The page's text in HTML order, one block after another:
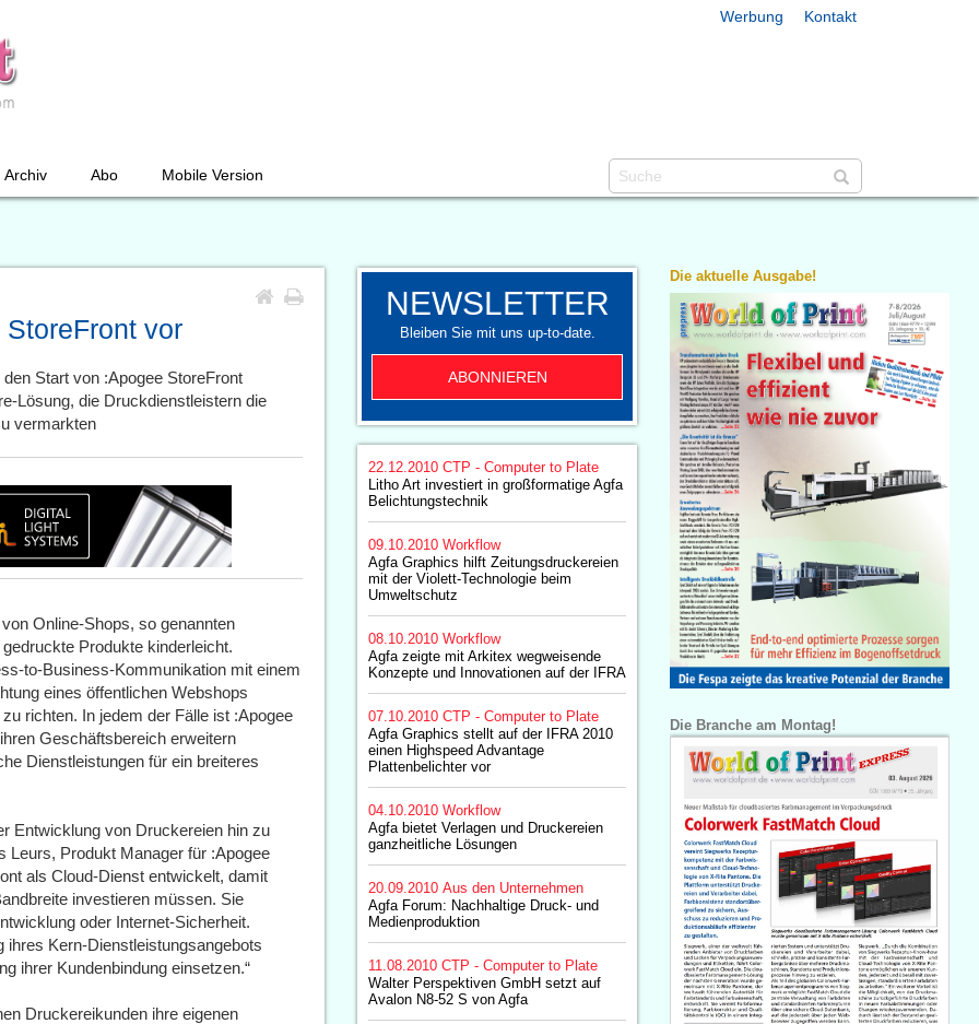
Werbung Kontakt
Archiv Abo Mobile Version
vor
Start von :Apogee StoreFront
Lösung, die Druckdienstleistern die
vermarkten
Online-Shops, so genannten
Produkte kinderleicht.
to-Business-Kommunikation mit einem
eines öffentlichen Webshops
richten. In jedem der Fälle ist :Apogee
Geschäftsbereich erweitern
Dienstleistungen für ein breiteres
Entwicklung von Druckereien hin zu
Leurs, Produkt Manager für :Apogee
als Cloud-Dienst entwickelt, damit
investieren müssen. Sie
oder Internet-Sicherheit.
ihres Kern-Dienstleistungsangebots
ihrer Kundenbindung einsetzen.“
Druckereikunden ihre eigenen
NEWSLETTER
Bleiben Sie mit uns up-to-date.
ABONNIEREN
22.12.2010 CTP - Computer to Plate
Litho Art investiert in großformatige Agfa
Belichtungstechnik
09.10.2010 Workflow
Agfa Graphics hilft Zeitungsdruckereien
mit der Violett-Technologie beim
Umweltschutz
08.10.2010 Workflow
Agfa zeigte mit Arkitex wegweisende
Konzepte und Innovationen auf der IFRA
07.10.2010 CTP - Computer to Plate
Agfa Graphics stellt auf der IFRA 2010
einen Highspeed Advantage
Plattenbelichter vor
04.10.2010 Workflow
Agfa bietet Verlagen und Druckereien
ganzheitliche Lösungen
20.09.2010 Aus den Unternehmen
Agfa Forum: Nachhaltige Druck- und
Medienproduktion
11.08.2010 CTP - Computer to Plate
Walter Perspektiven GmbH setzt auf
Avalon N8-52 S von Agfa
Die aktuelle Ausgabe!
Die Branche am Montag!